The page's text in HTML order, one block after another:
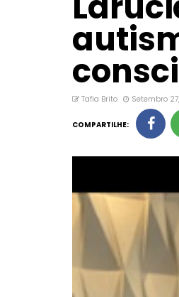
Tafia Brito Setembro
COMPARTILHE: